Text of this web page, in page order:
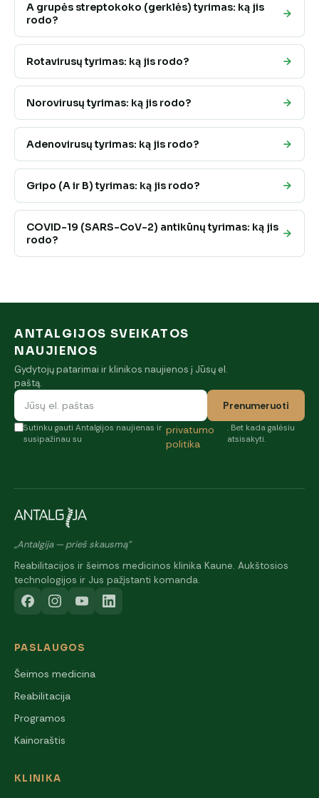
A grupės streptokoko (gerklės) tyrimas: ką jis
rodo?
Rotavirusų tyrimas: ką jis rodo?
Norovirusų tyrimas: ką jis rodo?
Adenovirusų tyrimas: ką jis rodo?
Gripo (A ir B) tyrimas: ką jis rodo?
COVID-19 (SARS-CoV-2) antikūnų tyrimas: ką jis
rodo?
ANTALGIJOS SVEIKATOS
NAUJIENOS
Gydytojų patarimai ir klinikos naujienos į Jūsų el.
paštą.
Prenumeruoti
Sutinku gauti Antalgijos naujienas ir
susipažinau su
privatumo
politika
. Bet kada galėsiu
atsisakyti.
„Antalgija — prieš skausmą"
Reabilitacijos ir šeimos medicinos klinika Kaune. Aukštosios
technologijos ir Jus pažįstanti komanda.
PASLAUGOS
Šeimos medicina
Reabilitacija
Programos
Kainoraštis
KLINIKA